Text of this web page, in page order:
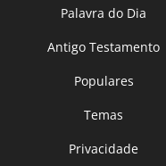
Palavra do Dia
Antigo Testamento
Populares
Temas
Privacidade